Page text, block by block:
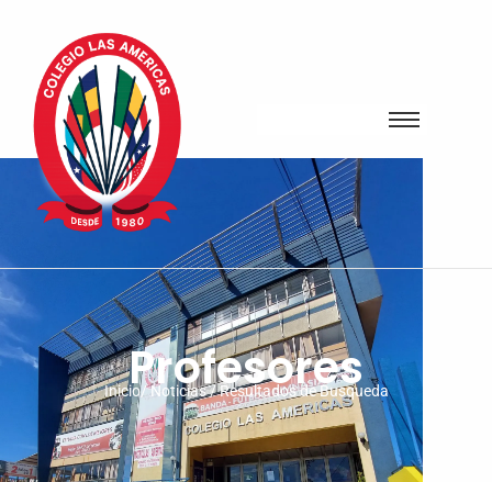
Profesores
Inicio/ Noticias / Resultados de Busqueda